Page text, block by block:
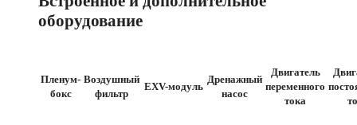
оборудование
Пленум-
бокс
Воздушный
фильтр
EXV-модуль
Дренажный
насос
Двигатель
переменного
тока